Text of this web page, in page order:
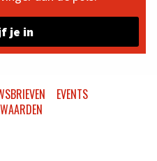
je in
EVENTS